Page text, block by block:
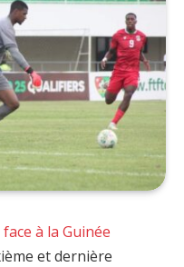
à la Guinée
et dernière